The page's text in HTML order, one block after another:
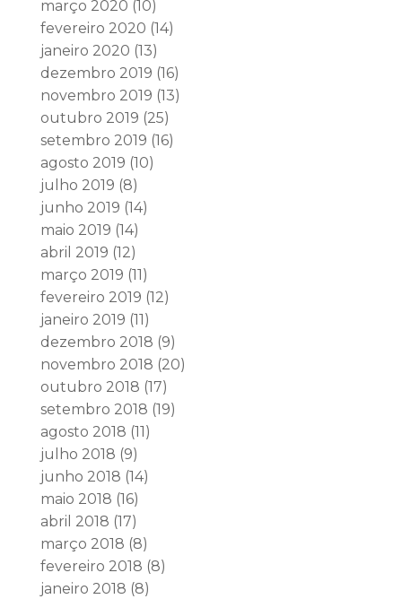
março 2020 (10)
fevereiro 2020 (14)
janeiro 2020 (13)
dezembro 2019 (16)
novembro 2019 (13)
outubro 2019 (25)
setembro 2019 (16)
agosto 2019 (10)
julho 2019 (8)
junho 2019 (14)
maio 2019 (14)
abril 2019 (12)
março 2019 (11)
fevereiro 2019 (12)
janeiro 2019 (11)
dezembro 2018 (9)
novembro 2018 (20)
outubro 2018 (17)
setembro 2018 (19)
agosto 2018 (11)
julho 2018 (9)
junho 2018 (14)
maio 2018 (16)
abril 2018 (17)
março 2018 (8)
fevereiro 2018 (8)
janeiro 2018 (8)